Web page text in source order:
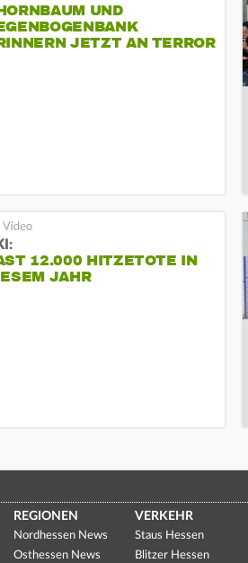
UND
JETZT AN TERROR
12.000 HITZETOTE IN
JAHR
REGIONEN
Nordhessen News
Osthessen News
VERKEHR
Staus Hessen
Blitzer Hessen